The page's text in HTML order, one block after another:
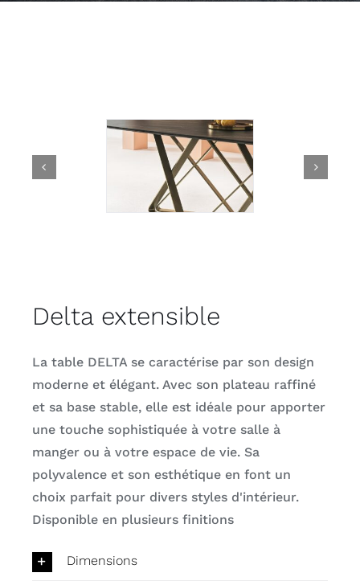
Delta extensible
La table DELTA se caractérise par son design
moderne et élégant. Avec son plateau raffiné
et sa base stable, elle est idéale pour apporter
une touche sophistiquée à votre salle à
manger ou à votre espace de vie. Sa
polyvalence et son esthétique en font un
choix parfait pour divers styles d'intérieur.
Disponible en plusieurs finitions
Dimensions